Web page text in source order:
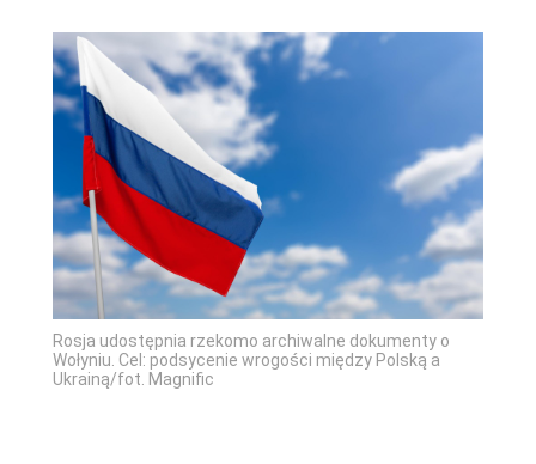
Rosja udostępnia rzekomo archiwalne dokumenty o
Wołyniu. Cel: podsycenie wrogości między Polską a
Ukrainą/fot. Magnific